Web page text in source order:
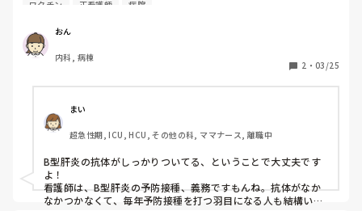
す。分かる方よろしくお願いします
ワクチン 正看護師 病院
おん
内科, 病棟
2 ・ 03/25
まい
超急性期, ICU, HCU, その他の科, ママナース, 離職中
B型肝炎の抗体がしっかりついてる、ということで大丈夫です
よ！
看護師は、B型肝炎の予防接種、義務ですもんね。抗体がなか
なかつかなくて、毎年予防接種を打つ羽目になる人も結構いる